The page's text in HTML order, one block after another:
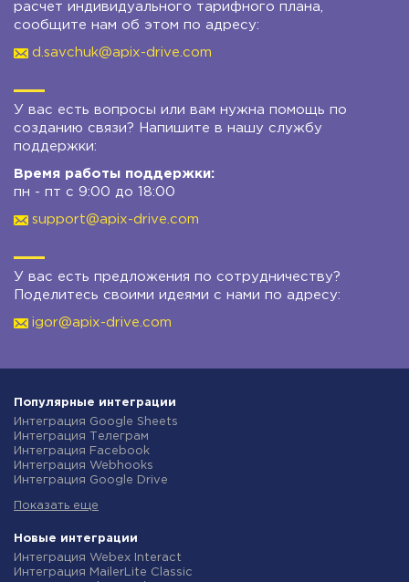
расчет индивидуального тарифного плана,
сообщите нам об этом по адресу:
d.savchuk@apix-drive.com
У вас есть вопросы или вам нужна помощь по
созданию связи? Напишите в нашу службу
поддержки:
Время работы поддержки:
пн - пт с 9:00 до 18:00
support@apix-drive.com
У вас есть предложения по сотрудничеству?
Поделитесь своими идеями с нами по адресу:
igor@apix-drive.com
Популярные интеграции
Интеграция Google Sheets
Интеграция Телеграм
Интеграция Facebook
Интеграция Webhooks
Интеграция Google Drive
Интеграция Gmail
Интеграция Новая Почта
Интеграция Binotel
Интеграция OpenAI (ChatGPT)
Показать еще
Новые интеграции
Интеграция Webex Interact
Интеграция MailerLite Classic